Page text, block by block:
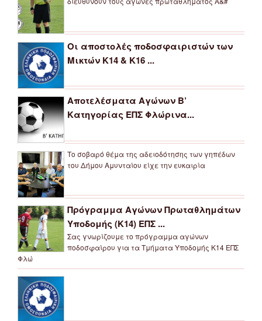
Οι αποστολές ποδοσφαιριστών των
Μικτών Κ14 & Κ16 ...
Αποτελέσματα Αγώνων Β’
Κατηγορίας ΕΠΣ Φλώρινα...
Το σοβαρό θέμα της αδειοδότησης των γηπέδων
του Δήμου Αμυνταίου είχε την ευκαιρία
Πρόγραμμα Αγώνων Πρωταθλημάτων
Υποδομής (Κ14) ΕΠΣ ...
Σας γνωρίζουμε το πρόγραμμα αγώνων
ποδοσφαίρου για τα Τμήματα Υποδομής Κ14 ΕΠΣ
Φλώ